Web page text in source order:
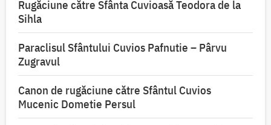
Rugăciune către Sfânta Cuvioasă Teodora de la
Sihla
Paraclisul Sfântului Cuvios Pafnutie – Pârvu
Zugravul
Canon de rugăciune către Sfântul Cuvios
Mucenic Dometie Persul